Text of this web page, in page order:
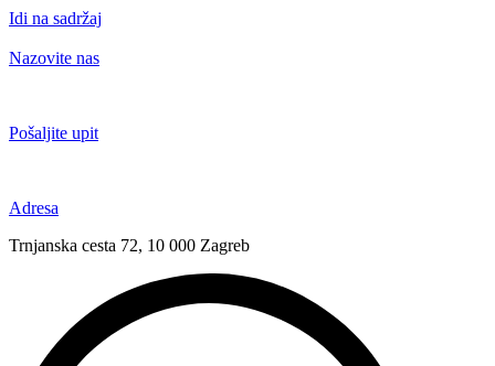
Idi na sadržaj
Nazovite nas
Pošaljite upit
Adresa
Trnjanska cesta 72, 10 000 Zagreb